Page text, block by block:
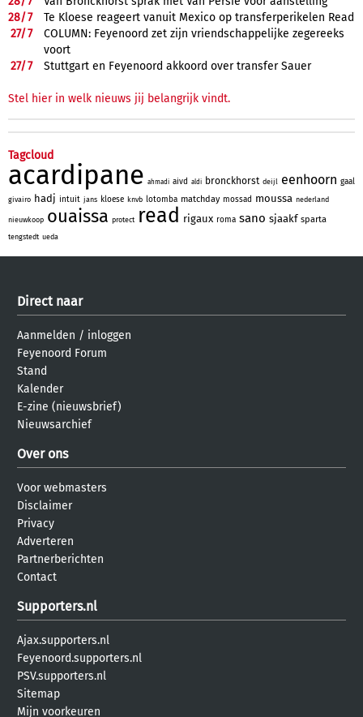
28/7
Te Kloese reageert vanuit Mexico op transferperikelen Read
27/7
COLUMN: Feyenoord zet zijn vriendschappelijke zegereeks
voort
27/7 Stuttgart en Feyenoord akkoord over transfer Sauer
Stel hier in welk nieuws jij belangrijk vindt.
Tagcloud
acardipane ahmadi aivd aldi bronckhorst deijl eenhoorn gaal
givairo hadj intuit jans kloese knvb lotomba matchday mossad moussa nederland
nieuwkoop ouaissa protect read rigaux roma sano sjaakf sparta
tengstedt ueda
Direct naar
Aanmelden / inloggen
Feyenoord Forum
Stand
Kalender
E-zine (nieuwsbrief)
Nieuwsarchief
Over ons
Voor webmasters
Disclaimer
Privacy
Adverteren
Partnerberichten
Contact
Supporters.nl
Ajax.supporters.nl
Feyenoord.supporters.nl
PSV.supporters.nl
Sitemap
Mijn voorkeuren